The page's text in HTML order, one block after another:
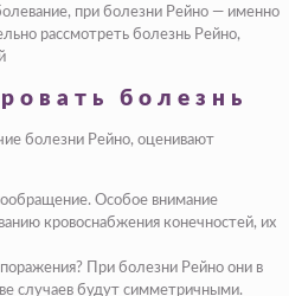
при болезни Рейно — именно
рассмотреть болезнь Рейно,
болезнь
болезни Рейно, оценивают
Особое внимание
кровоснабжения конечностей, их
При болезни Рейно они в
случаев будут симметричными.